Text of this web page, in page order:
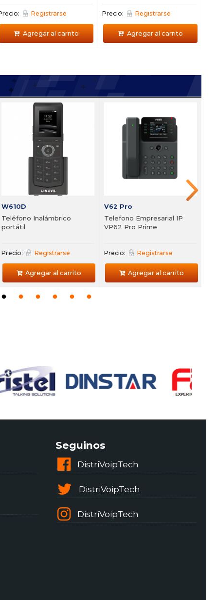
Registrarse
Agregar al carrito
Precio: Registrarse
Agregar al carrito
de portero para
Registrarse
Agregar al carrito
I33 + I53 Combo
Sistema de porteria para
edificio
Precio: Registrarse
Agregar al carrito
W610D
Teléfono Inalámbrico
portátil
Precio: Registrarse
Agregar al carrito
V62 Pro
Telefono Empresarial IP
VP62 Pro Prime
Precio: Registrarse
Agregar al carrito
Seguinos
DistriVoipTech
DistriVoipTech
DistriVoipTech